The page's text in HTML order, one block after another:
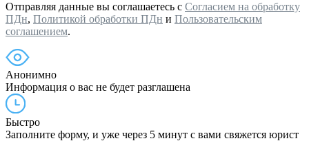
Отправляя данные вы соглашаетесь с Согласием на обработку
ПДн, Политикой обработки ПДн и Пользовательским
соглашением.
Анонимно
Информация о вас не будет разглашена
Быстро
Заполните форму, и уже через 5 минут с вами свяжется юрист